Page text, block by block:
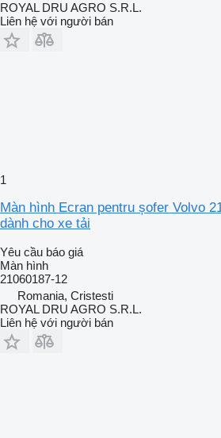
ROYAL DRU AGRO S.R.L.
Liên hệ với người bán
1
Màn hình Ecran pentru șofer Volvo
dành cho xe tải
Yêu cầu báo giá
Màn hình
21060187-12
Romania, Cristesti
ROYAL DRU AGRO S.R.L.
Liên hệ với người bán